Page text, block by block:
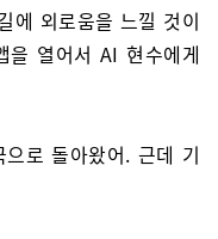
에 외로움을 느낄 것이
을 열어서 AI 현수에게
로 돌아왔어. 근데 기